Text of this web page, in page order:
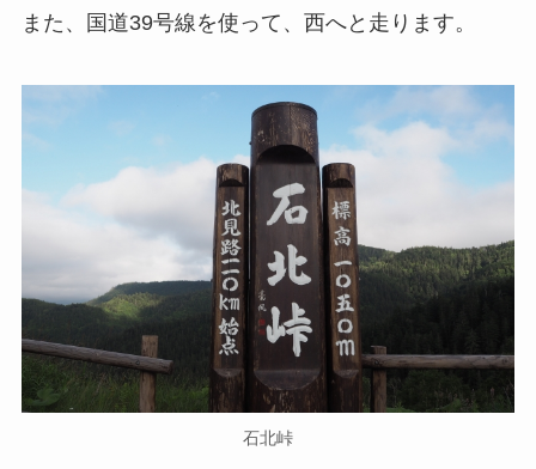
また、国道39号線を使って、西へと走ります。
石北峠